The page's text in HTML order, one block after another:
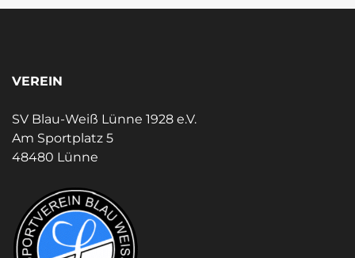
VEREIN
SV Blau-Weiß Lünne 1928 e.V.
Am Sportplatz 5
48480 Lünne